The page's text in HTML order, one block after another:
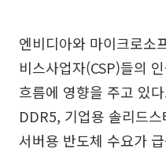
엔비디아와 마이크로소
비스사업자(CSP)들의
흐름에 영향을 주고 있
DDR5, 기업용 솔리드
서버용 반도체 수요가